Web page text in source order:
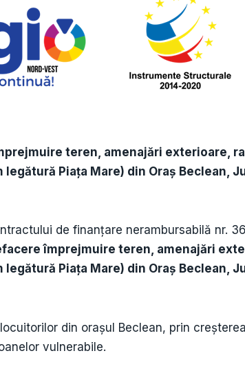
împrejmuire teren, amenajări exterioare,
Piața Mare) din Oraș Beclean,
de finanţare nerambursabilă nr.
refacere împrejmuire teren, amenajări
Piața Mare) din Oraș Beclean,
din orașul Beclean, prin
vulnerabile.